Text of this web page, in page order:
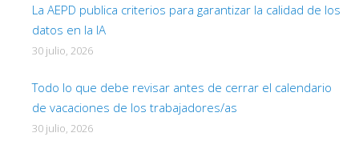
La AEPD publica criterios para garantizar la calidad de los
datos en la IA
30 julio, 2026
Todo lo que debe revisar antes de cerrar el calendario
de vacaciones de los trabajadores/as
30 julio, 2026